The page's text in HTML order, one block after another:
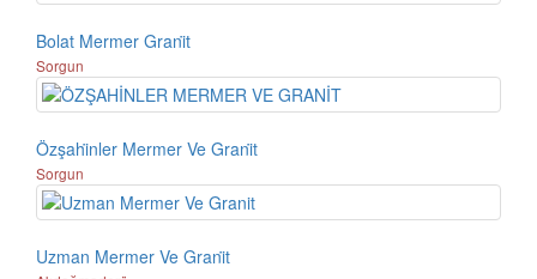
Bolat Mermer Grani̇t
Sorgun
Özşahi̇nler Mermer Ve Grani̇t
Sorgun
Uzman Mermer Ve Grani̇t